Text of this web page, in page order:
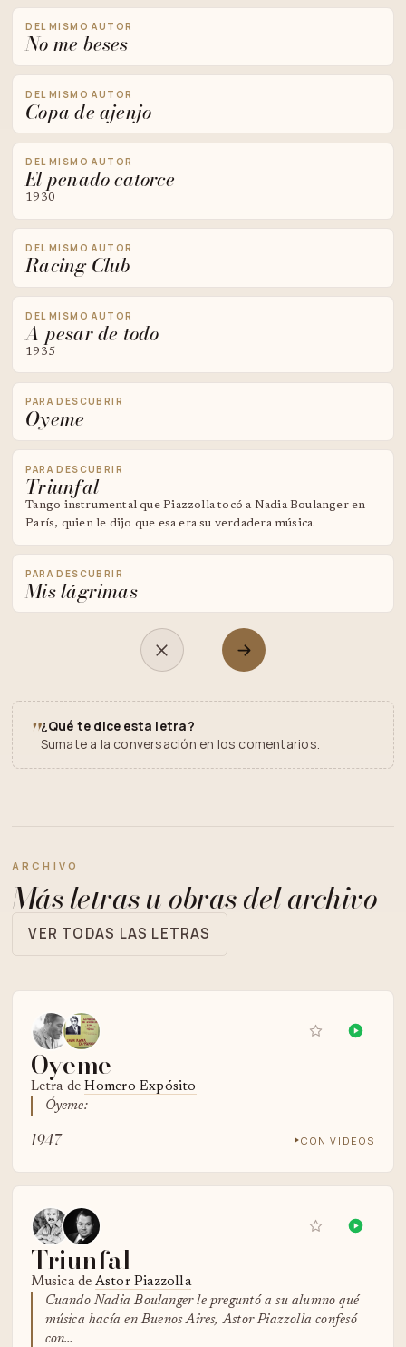
DEL MISMO AUTOR
No me beses
DEL MISMO AUTOR
Copa de ajenjo
DEL MISMO AUTOR
El penado catorce
1930
DEL MISMO AUTOR
Racing Club
DEL MISMO AUTOR
A pesar de todo
1935
PARA DESCUBRIR
Oyeme
PARA DESCUBRIR
Triunfal
Tango instrumental que Piazzolla tocó a Nadia Boulanger en
París, quien le dijo que esa era su verdadera música.
PARA DESCUBRIR
Mis lágrimas
"¿Qué te dice esta letra?
Sumate a la conversación en los comentarios.
ARCHIVO
Más letras u obras del archivo
VER TODAS LAS LETRAS
Oyeme
Letra deHomero Expósito
Óyeme:
1947 CON VIDEOS
Triunfal
Musica de Astor Piazzolla
Cuando Nadia Boulanger le preguntó a su alumno qué
música hacía en Buenos Aires, Astor Piazzolla confesó
con…